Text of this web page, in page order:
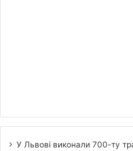
У Львові виконали 700-ту